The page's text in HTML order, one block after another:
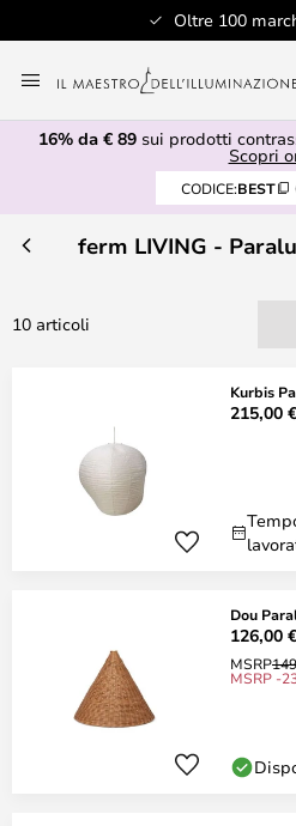
Oltre 100
al
contenuto
16% da € 89sui prodotti
Scopri
CODICE:BEST
ferm LIVING -
10 articoli
Kurbis
215,00 €
Dou
126,00 €
MSRP
MSRP -